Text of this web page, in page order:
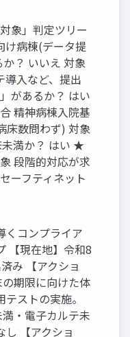
象」判定ツリー
け病棟(データ提
？ いいえ 対象
導入など、提出
があるか？ はい
精神病棟入院基
床数問わず) 対象
満か？ はい ★
段階的対応が求
ーフティネット
くコンプライア
【現在地】令和8
み 【アクショ
期限に向けた体
ストの実施。
満・電子カルテ未
し 【アクショ